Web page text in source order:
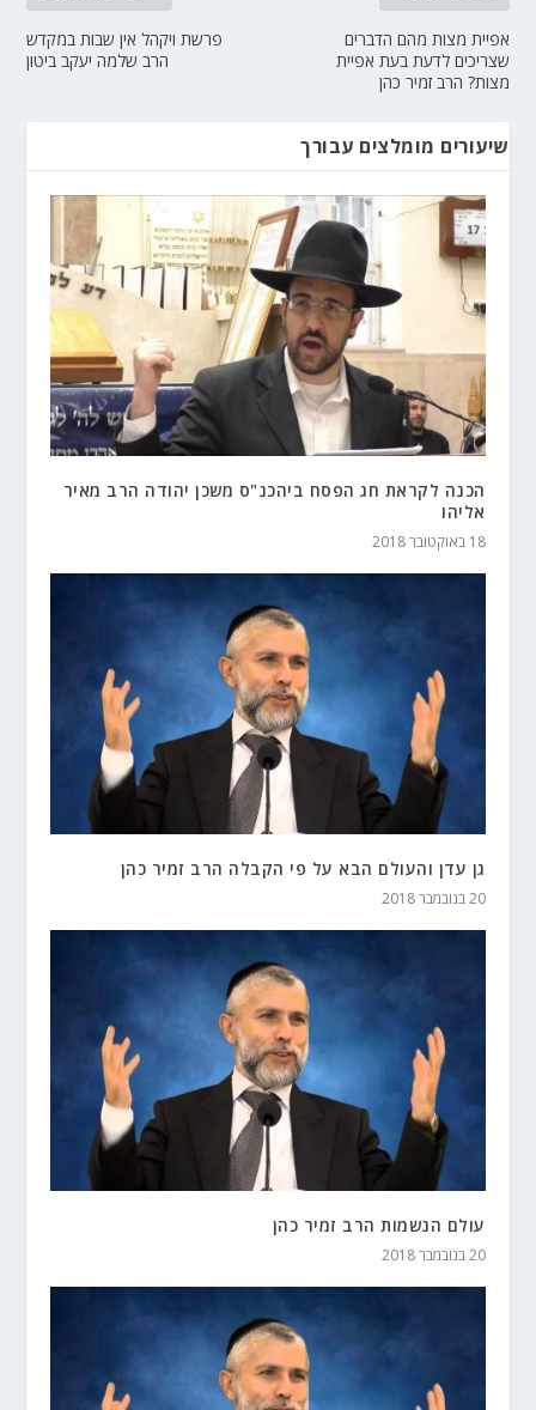
פרשת ויקהל אין שבות במקדש
הרב שלמה יעקב ביטון
אפיית מצות מהם הדברים
שצריכים לדעת בעת אפיית
מצות? הרב זמיר כהן
שיעורים מומלצים עבורך
הכנה לקראת חג הפסח ביהכנ"ס משכן יהודה הרב מאיר
אליהו
18 באוקטובר 2018
גן עדן והעולם הבא על פי הקבלה הרב זמיר כהן
20 בנובמבר 2018
עולם הנשמות הרב זמיר כהן
20 בנובמבר 2018